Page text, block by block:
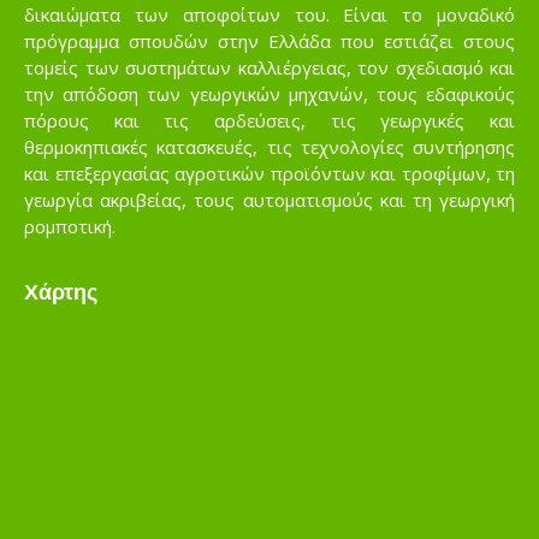
δικαιώματα των αποφοίτων του. Είναι το μοναδικό
πρόγραμμα σπουδών στην Ελλάδα που εστιάζει στους
τομείς των συστημάτων καλλιέργειας, τον σχεδιασμό και
την απόδοση των γεωργικών μηχανών, τους εδαφικούς
πόρους και τις αρδεύσεις, τις γεωργικές και
θερμοκηπιακές κατασκευές, τις τεχνολογίες συντήρησης
και επεξεργασίας αγροτικών προϊόντων και τροφίμων, τη
γεωργία ακριβείας, τους αυτοματισμούς και τη γεωργική
ρομποτική.
Χάρτης